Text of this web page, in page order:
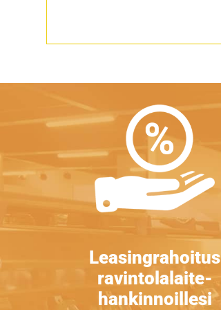
Leasingrahoitus
ravintolalaite-
hankinnoillesi